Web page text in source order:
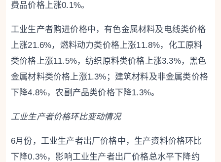
费品价格上涨0.1%。
工业生产者购进价格中，有色金属材料及电线类价格
上涨21.6%，燃料动力类价格上涨11.8%，化工原料
类价格上涨11.5%，纺织原料类价格上涨3.3%，黑色
金属材料类价格上涨1.3%；建筑材料及非金属类价格
下降4.8%，农副产品类价格下降1.3%。
工业生产者价格环比变动情况
6月份，工业生产者出厂价格中，生产资料价格环比
下降0.3%，影响工业生产者出厂价格总水平下降约